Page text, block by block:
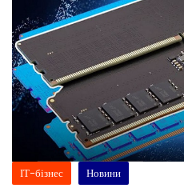
ІТ-бізнес Новини